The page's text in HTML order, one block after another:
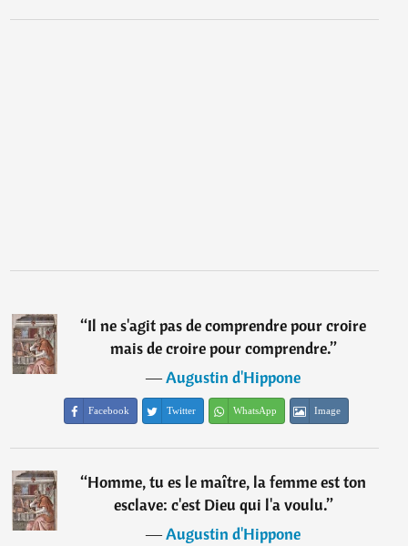
“Il ne s'agit pas de comprendre pour croire
mais de croire pour comprendre.”
―Augustin d'Hippone
Facebook Twitter WhatsApp Image
“Homme, tu es le maître, la femme est ton
esclave: c'est Dieu qui l'a voulu.”
―Augustin d'Hippone